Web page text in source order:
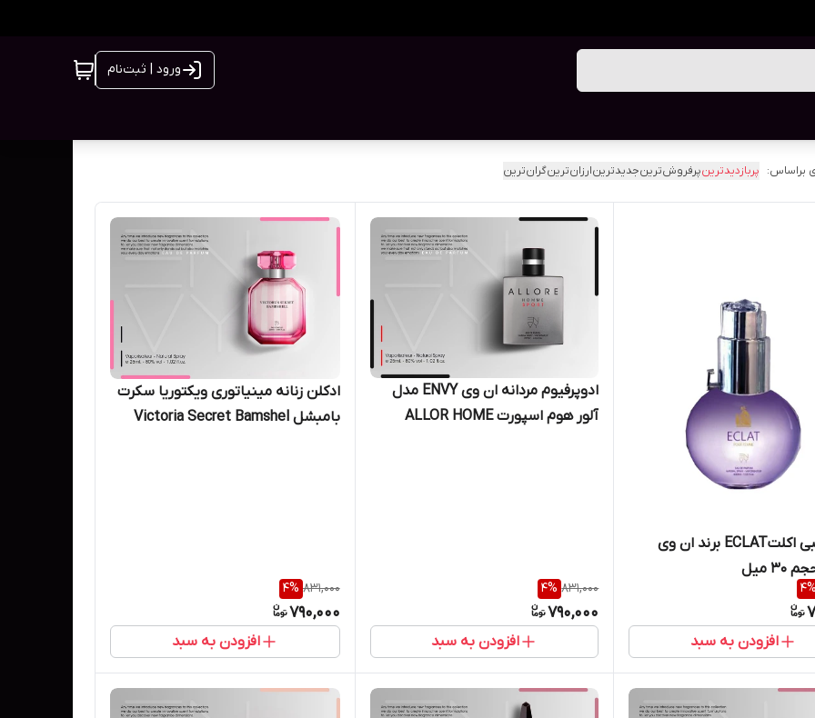
ورود | ثبت‌نام
براساس: پربازدیدترینپرفروش‌ترینجدیدترینارزان‌ترینگران‌ترین
عطر جیبی اکلتECLAT برند ان وی
4%
افزودن به سبد
ادوپرفیوم مردانه ان وی ENVY مدل
آلور هوم اسپورت ALLOR HOME
831,000
4%
790,000
افزودن به سبد
ادکلن زنانه مینیاتوری ویکتوریا سکرت
بامبشل Victoria Secret Bamshel
831,000
4%
790,000
افزودن به سبد